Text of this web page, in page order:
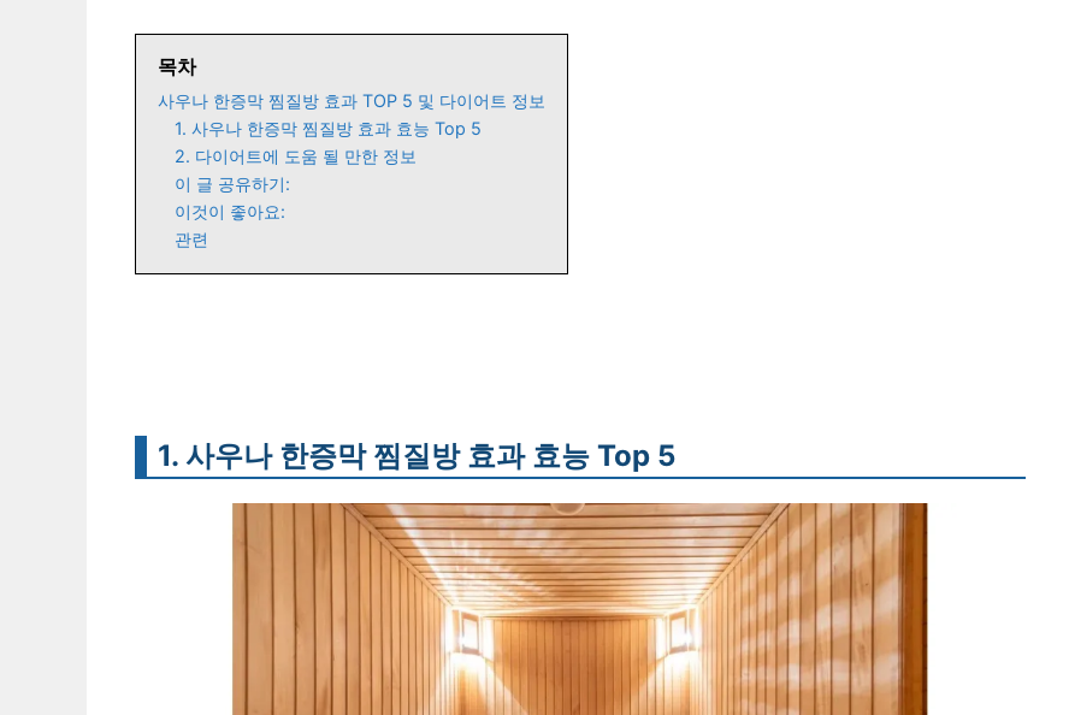
목차
사우나 한증막 찜질방 효과 TOP 5 및 다이어트 정보
1. 사우나 한증막 찜질방 효과 효능 Top 5
2. 다이어트에 도움 될 만한 정보
이 글 공유하기:
이것이 좋아요:
관련
1. 사우나 한증막 찜질방 효과 효능 Top 5